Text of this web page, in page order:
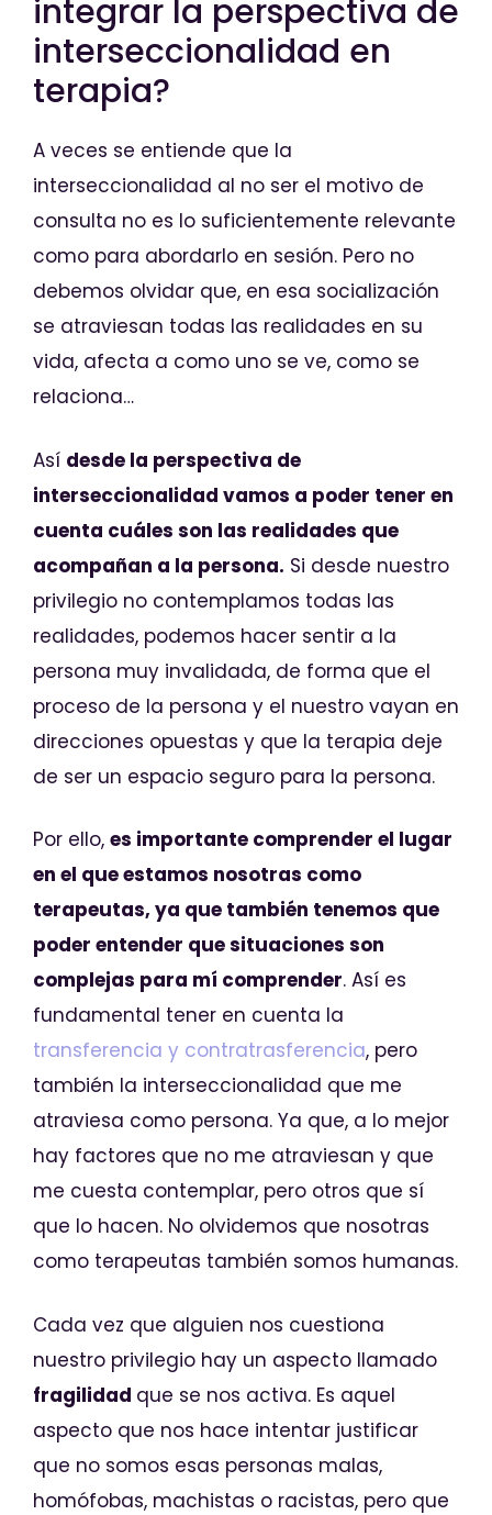
integrar la perspectiva de
interseccionalidad en
terapia?
A veces se entiende que la
interseccionalidad al no ser el motivo de
consulta no es lo suficientemente relevante
como para abordarlo en sesión. Pero no
debemos olvidar que, en esa socialización
se atraviesan todas las realidades en su
vida, afecta a como uno se ve, como se
relaciona…
Así desde la perspectiva de
interseccionalidad vamos a poder tener en
cuenta cuáles son las realidades que
acompañan a la persona. Si desde nuestro
privilegio no contemplamos todas las
realidades, podemos hacer sentir a la
persona muy invalidada, de forma que el
proceso de la persona y el nuestro vayan en
direcciones opuestas y que la terapia deje
de ser un espacio seguro para la persona.
Por ello, es importante comprender el lugar
en el que estamos nosotras como
terapeutas, ya que también tenemos que
poder entender que situaciones son
complejas para mí comprender. Así es
fundamental tener en cuenta la
transferencia y contratrasferencia, pero
también la interseccionalidad que me
atraviesa como persona. Ya que, a lo mejor
hay factores que no me atraviesan y que
me cuesta contemplar, pero otros que sí
que lo hacen. No olvidemos que nosotras
como terapeutas también somos humanas.
Cada vez que alguien nos cuestiona
nuestro privilegio hay un aspecto llamado
fragilidad que se nos activa. Es aquel
aspecto que nos hace intentar justificar
que no somos esas personas malas,
homófobas, machistas o racistas, pero que